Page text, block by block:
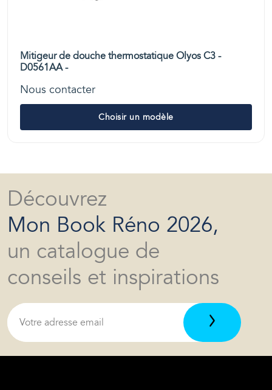
Mitigeur de douche thermostatique Olyos C3 -
D0561AA -
Nous contacter
Choisir un modèle
Découvrez
Mon Book Réno 2026,
un catalogue de
conseils et inspirations